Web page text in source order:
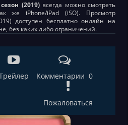
(2019)всегда можно смотреть
же iPhone/iPad (iSO). Просмотр
доступен бесплатно онлайн на
без каких либо ограничений.
Комментарии 0
Пожаловаться